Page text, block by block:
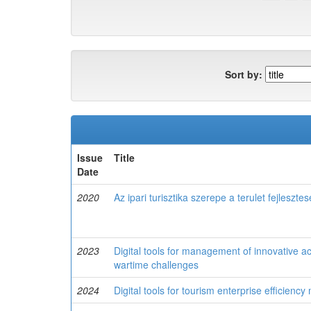
Sort by:
Issue
Date
Title
2020 Az ipari turisztika szerepe a terulet
2023
Digital tools for management of innovative
wartime challenges
2024
Digital tools for tourism enterprise efficiency